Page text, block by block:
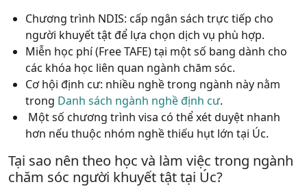
Chương trình NDIS: cấp ngân sách trực tiếp cho
người khuyết tật để lựa chọn dịch vụ phù hợp.
Miễn học phí (Free TAFE) tại một số bang dành cho
các khóa học liên quan ngành chăm sóc.
Cơ hội định cư: nhiều nghề trong ngành này nằm
trong Danh sách ngành nghề định cư.
Một số chương trình visa có thể xét duyệt nhanh
hơn nếu thuộc nhóm nghề thiếu hụt lớn tại Úc.
Tại sao nên theo học và làm việc trong ngành
chăm sóc người khuyết tật tại Úc?